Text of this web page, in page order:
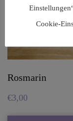
Rosmarin
€3,00
Cookie-